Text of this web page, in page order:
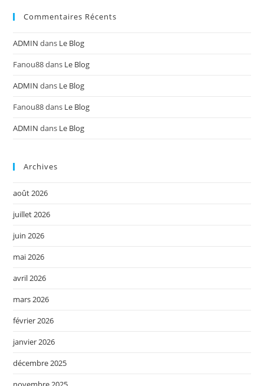
Commentaires Récents
ADMIN dans Le Blog
Fanou88dans Le Blog
ADMIN dans Le Blog
Fanou88dans Le Blog
ADMIN dans Le Blog
Archives
août 2026
juillet 2026
juin 2026
mai 2026
avril 2026
mars 2026
février 2026
janvier 2026
décembre 2025